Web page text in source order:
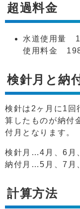
超過料金
水道使用量 1
使用料金 198
検針月と納
検針は2ヶ月に1回
算したものが納付
付月となります。
検針月…4月、6月
納付月…5月、7月
計算方法